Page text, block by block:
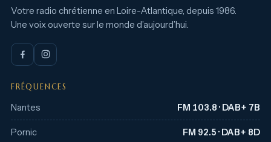
Votre radio chrétienne en Loire-Atlantique, depuis 1986.
Une voix ouverte sur le monde d’aujourd’hui.
FRÉQUENCES
Nantes FM 103.8 · DAB+ 7B
Pornic FM 92.5 · DAB+ 8D